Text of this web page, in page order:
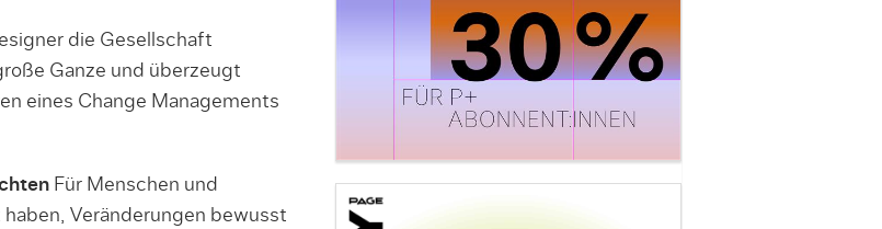
die Gesellschaft
Ganze und überzeugt
eines Change Managements
Für Menschen und
Veränderungen bewusst